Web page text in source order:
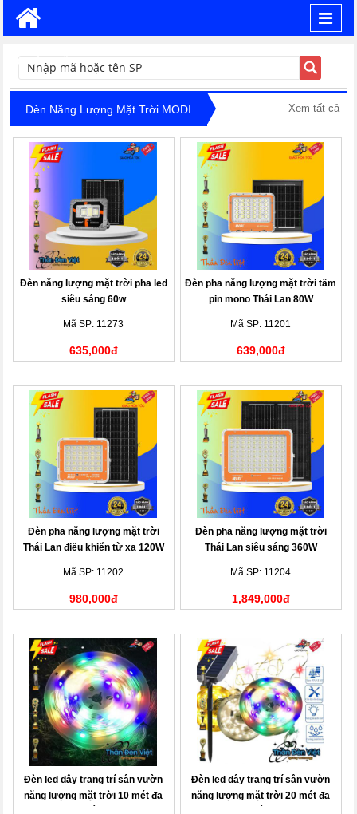
TÌM KIẾM
Đèn Năng Lượng Mặt Trời MODI Xem tất cả
Đèn năng lượng mặt trời pha led
siêu sáng 60w
Mã SP: 11273
635,000đ
Đèn pha năng lượng mặt trời tấm
pin mono Thái Lan 80W
Mã SP: 11201
639,000đ
Đèn pha năng lượng mặt trời
Thái Lan điều khiển từ xa 120W
Mã SP: 11202
980,000đ
Đèn pha năng lượng mặt trời
Thái Lan siêu sáng 360W
Mã SP: 11204
1,849,000đ
Đèn led dây trang trí sân vườn
năng lượng mặt trời 10 mét đa
Đèn led dây trang trí sân vườn
năng lượng mặt trời 20 mét đa